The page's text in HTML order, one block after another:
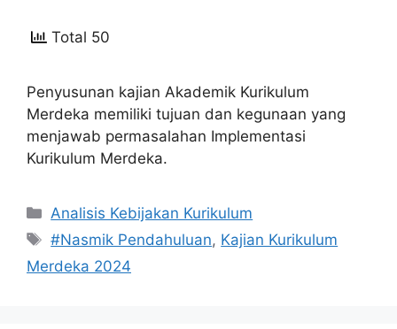
Total 50
Penyusunan kajian Akademik Kurikulum
Merdeka memiliki tujuan dan kegunaan yang
menjawab permasalahan Implementasi
Kurikulum Merdeka.
Kategori
Analisis Kebijakan Kurikulum
Tag
#Nasmik Pendahuluan, Kajian Kurikulum
Merdeka 2024